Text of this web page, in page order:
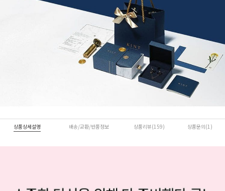
상품상세설명 배송/교환/반품정보 상품리뷰(159) 상품문의(1)